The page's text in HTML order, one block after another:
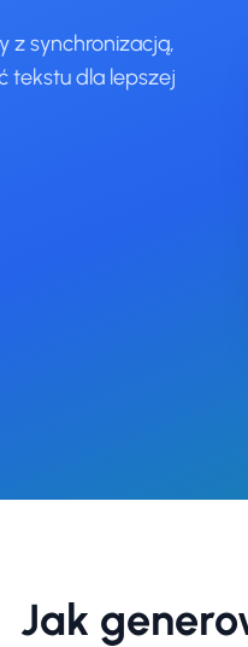
z synchronizacją,
tekstu dla lepszej
Jak